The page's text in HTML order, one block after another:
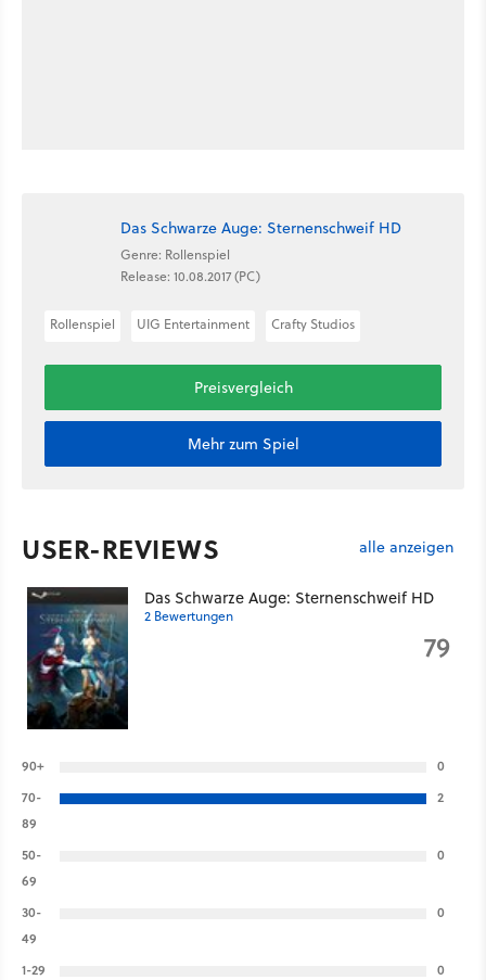
Das Schwarze Auge: Sternenschweif HD
Genre: Rollenspiel
Release: 10.08.2017 (PC)
Rollenspiel UIG Entertainment Crafty Studios
Preisvergleich
Mehr zum Spiel
USER-REVIEWS alle anzeigen
Das Schwarze Auge: Sternenschweif HD
2 Bewertungen
79
90+
0
70-
89
2
50-
69
0
30-
49
0
1-29 0